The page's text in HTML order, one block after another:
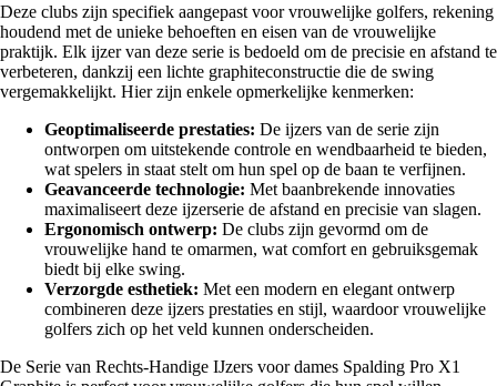
Deze clubs zijn specifiek aangepast voor vrouwelijke golfers, rekening
houdend met de unieke behoeften en eisen van de vrouwelijke
praktijk. Elk ijzer van deze serie is bedoeld om de precisie en afstand te
verbeteren, dankzij een lichte graphiteconstructie die de swing
vergemakkelijkt. Hier zijn enkele opmerkelijke kenmerken:
Geoptimaliseerde prestaties: De ijzers van de serie zijn
ontworpen om uitstekende controle en wendbaarheid te bieden,
wat spelers in staat stelt om hun spel op de baan te verfijnen.
Geavanceerde technologie: Met baanbrekende innovaties
maximaliseert deze ijzerserie de afstand en precisie van slagen.
Ergonomisch ontwerp: De clubs zijn gevormd om de
vrouwelijke hand te omarmen, wat comfort en gebruiksgemak
biedt bij elke swing.
Verzorgde esthetiek: Met een modern en elegant ontwerp
combineren deze ijzers prestaties en stijl, waardoor vrouwelijke
golfers zich op het veld kunnen onderscheiden.
De Serie van Rechts-Handige IJzers voor dames Spalding Pro X1